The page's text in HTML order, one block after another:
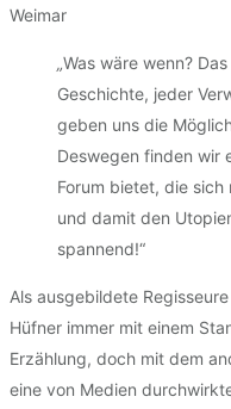
Weimar
„Was wäre wenn?
Geschichte, jeder
geben uns die
Deswegen finden wir
Forum bietet, die
und damit den
spannend!“
Als ausgebildete
Hüfner immer mit einem
Erzählung, doch mit dem
eine von Medien